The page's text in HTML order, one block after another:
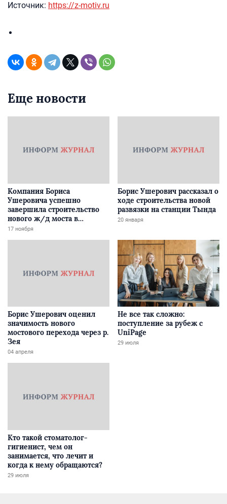
Источник: https://z-motiv.ru
Еще новости
Компания Бориса
Ушеровича успешно
завершила строительство
нового ж/д моста в
Забайкалье
17 ноября
Борис Ушерович рассказал о
ходе строительства новой
развязки на станции Тында
20 января
Борис Ушерович оценил
значимость нового
мостового перехода через р.
Зея
04 апреля
Не все так сложно:
поступление за рубеж с
UniPage
29 июля
Кто такой стоматолог-
гигиенист, чем он
занимается, что лечит и
когда к нему обращаются?
29 июля